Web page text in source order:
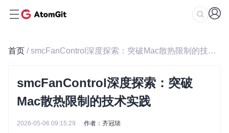
首页 / smcFanControl深度探索：突破Mac散热限制的技术实践
smcFanControl深度探索：突破
Mac散热限制的技术实践
2026-05-06 09:15:29 作者：齐冠琰